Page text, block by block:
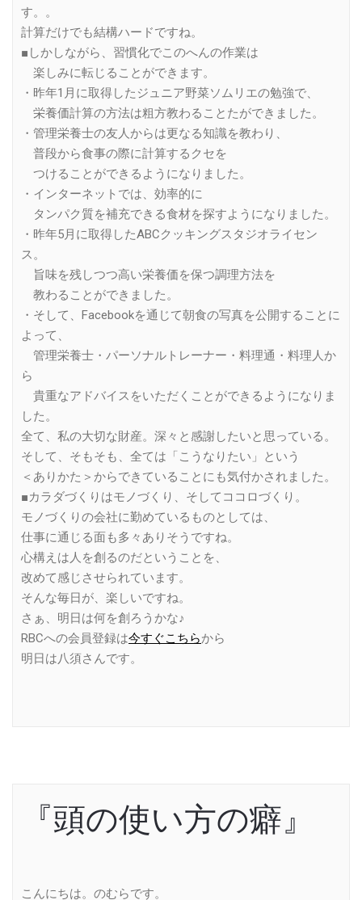
す。。
計算だけでも結構ハードですね。
■しかしながら、習慣化でこのへんの作業は
楽しみに転じることができます。
・昨年1月に取得したジュニア野菜ソムリエの勉強で、
栄養価計算の方法は粗方教わることたができました。
・管理栄養士の友人からは更なる知識を教わり、
普段から食事の際に計算するクセを
つけることができるようになりました。
・インターネットでは、効率的に
タンパク質を補充できる食材を探すようになりました。
・昨年5月に取得したABCクッキングスタジオライセン
ス。
旨味を残しつつ高い栄養価を保つ調理方法を
教わることができました。
・そして、Facebookを通じて朝食の写真を公開することに
よって、
管理栄養士・パーソナルトレーナー・料理通・料理人か
ら
貴重なアドバイスをいただくことができるようになりま
した。
全て、私の大切な財産。深々と感謝したいと思っている。
そして、そもそも、全ては「こうなりたい」という
＜ありかた＞からできていることにも気付かされました。
■カラダづくりはモノづくり、そしてココロづくり。
モノづくりの会社に勤めているものとしては、
仕事に通じる面も多々ありそうですね。
心構えは人を創るのだということを、
改めて感じさせられています。
そんな毎日が、楽しいですね。
さぁ、明日は何を創ろうかな♪
RBCへの会員登録は今すぐこちらから
明日は八須さんです。
『頭の使い方の癖』
こんにちは。のむらです。